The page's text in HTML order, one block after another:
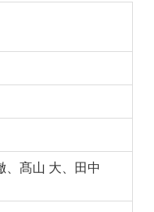
、髙山 大、田中